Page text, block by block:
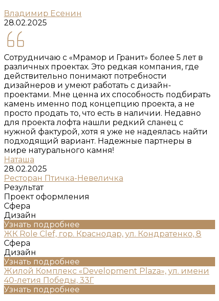
Владимир Есенин
28.02.2025
Сотрудничаю с «Мрамор и Гранит» более 5 лет в
различных проектах. Это редкая компания, где
действительно понимают потребности
дизайнеров и умеют работать с дизайн-
проектами. Мне ценна их способность подбирать
камень именно под концепцию проекта, а не
просто продать то, что есть в наличии. Недавно
для проекта лофта нашли редкий сланец с
нужной фактурой, хотя я уже не надеялась найти
подходящий вариант. Надежные партнеры в
мире натурального камня!
Наташа
28.02.2025
Ресторан Птичка-Невеличка
Результат
Проект оформления
Сфера
Дизайн
Узнать подробнее
ЖК Role Clef, гор. Краснодар, ул. Кондратенко, 8
Сфера
Дизайн
Узнать подробнее
Жилой Комплекс «Development Plaza», ул. имени
40-летия Победы, 33Г
Узнать подробнее